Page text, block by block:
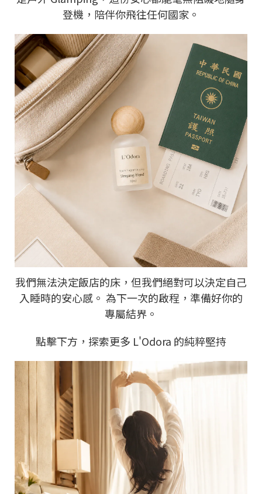
登機，陪伴你飛往任何國家。
我們無法決定飯店的床，但我們絕對可以決定自己
入睡時的安心感。 為下一次的啟程，準備好你的
專屬結界。
點擊下方，探索更多 L'Odora 的純粹堅持